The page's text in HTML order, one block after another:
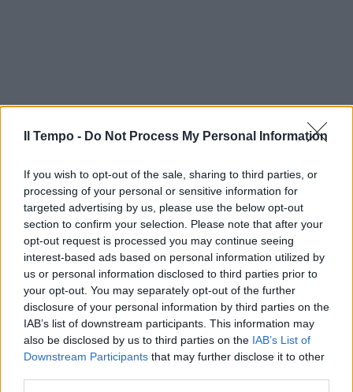
Il Tempo - Do Not Process My Personal Information
If you wish to opt-out of the sale, sharing to third parties, or
processing of your personal or sensitive information for
targeted advertising by us, please use the below opt-out
section to confirm your selection. Please note that after your
opt-out request is processed you may continue seeing
interest-based ads based on personal information utilized by
us or personal information disclosed to third parties prior to
your opt-out. You may separately opt-out of the further
disclosure of your personal information by third parties on the
IAB’s list of downstream participants. This information may
also be disclosed by us to third parties on the IAB’s List of
Downstream Participants that may further disclose it to other